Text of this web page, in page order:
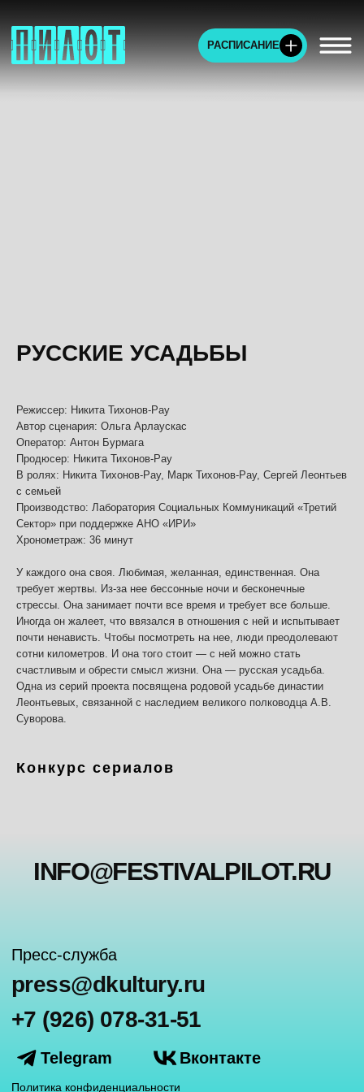
РУССКИЕ УСАДЬБЫ
Режиссер: Никита Тихонов-Рау
Автор сценария: Ольга Арлаускас
Оператор: Антон Бурмага
Продюсер: Никита Тихонов-Рау
В ролях: Никита Тихонов-Рау, Марк Тихонов-Рау, Сергей Леонтьев
с семьей
Производство: Лаборатория Социальных Коммуникаций «Третий
Сектор» при поддержке АНО «ИРИ»
Хронометраж: 36 минут
У каждого она своя. Любимая, желанная, единственная. Она
требует жертвы. Из-за нее бессонные ночи и бесконечные
стрессы. Она занимает почти все время и требует все больше.
Иногда он жалеет, что ввязался в отношения с ней и испытывает
почти ненависть. Чтобы посмотреть на нее, люди преодолевают
сотни километров. И она того стоит — с ней можно стать
счастливым и обрести смысл жизни. Она — русская усадьба.
Одна из серий проекта посвящена родовой усадьбе династии
Леонтьевых, связанной с наследием великого полководца А.В.
Суворова.
Конкурс сериалов
INFO@FESTIVALPILOT.RU
Пресс-служба
press@dkultury.ru
+7 (926) 078-31-51
Политика конфиденциальности